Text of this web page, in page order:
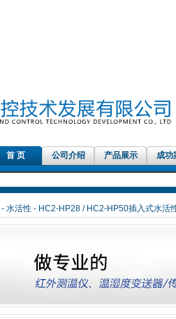
首 页 公司介绍 产品展示 成功
外测温仪、铝材测温仪，温湿度记录仪，露
水活性- HC2-HP28 / HC2-HP50插入式水活